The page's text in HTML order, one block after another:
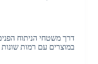
דרך משטחי הניתוח
במוצרים עם רמות